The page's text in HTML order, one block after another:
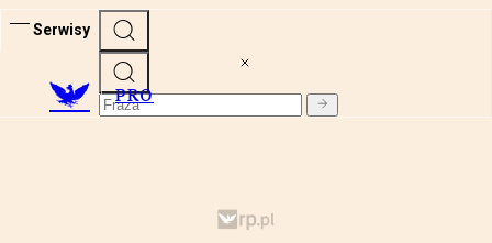
Serwisy
PRO